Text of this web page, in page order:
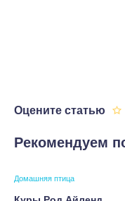
Оцените статью
Рекомендуем
Домашняя птица